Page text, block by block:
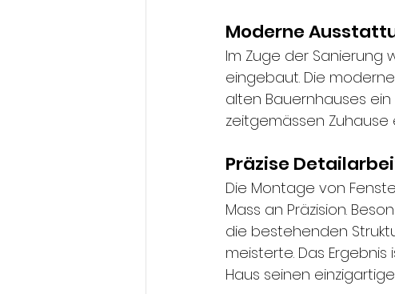
Moderne
Im Zuge der Sanierung
eingebaut. Die
alten Bauernhauses
zeitgemässen Zuhause
Präzise
Die Montage von
Mass an Präzision.
die bestehenden
meisterte. Das
Haus seinen